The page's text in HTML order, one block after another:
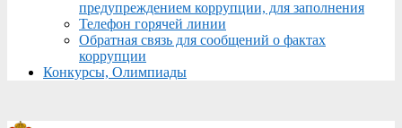
предупреждением коррупции, для заполнения
Телефон горячей линии
Обратная связь для сообщений о фактах
коррупции
Конкурсы, Олимпиады